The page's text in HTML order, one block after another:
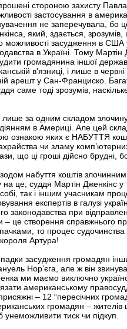
стороною захисту
застосування в
не заперечувала, бо
який, здається,
засудження в
в Україні. Тому
громадянина іншої
в'язниці, і лише в
арешт у Сан-Франциско.
саме тоді зрозумів,
за одним складом
в Америці. Але цей
ознакою яких є НАБУТТЯ
чи зламу
що ці гроші дійсно брудні,
набуття коштів
це, суддя Мартін Дженкінс
так і іншим учасникам
експертів в галузі
законодавства при
– це створення справжнього
то процес
короля Артура!
засудження громадян
Нор’єга, але ж він
ми маємо виключно
американському
– 12 “пересічних
громадян –
тиск чи підкуп.